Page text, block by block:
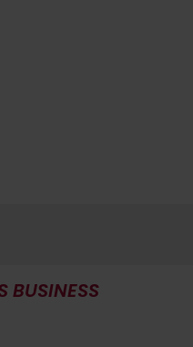
BUSINESS